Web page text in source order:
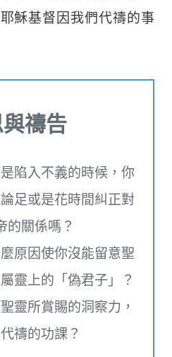
穌基督因我們代禱的事
禱告
陷入不義的時候，你
足或是花時間糾正對
的關係嗎？
原因使你沒能留意聖
靈上的「偽君子」？
靈所賞賜的洞察力，
禱的功課？